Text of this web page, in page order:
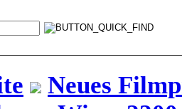
Neues